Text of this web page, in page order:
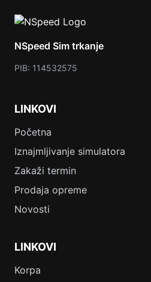
NSpeed Sim trkanje
PIB: 114532575
LINKOVI
Početna
Iznajmljivanje simulatora
Zakaži termin
Prodaja opreme
Novosti
LINKOVI
Korpa